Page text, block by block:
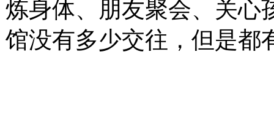
炼身体、朋友聚会、关心
馆没有多少交往，但是都